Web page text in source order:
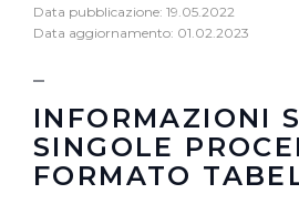
Data pubblicazione: 19.05.2022
Data aggiornamento: 01.02.2023
INFORMAZIONI
SINGOLE
FORMATO